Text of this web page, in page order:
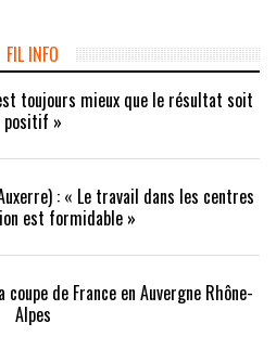
FIL INFO
toujours mieux que le résultat soit
positif »
: « Le travail dans les centres
est formidable »
de France en Auvergne Rhône-
Alpes